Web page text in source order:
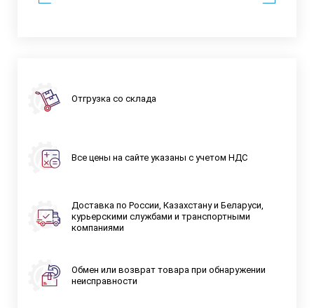
Отгрузка со склада
Все цены на сайте указаны с учетом НДС
Доставка по России, Казахстану и Беларуси,
курьерскими службами и транспортными
компаниями
Обмен или возврат товара при обнаружении
неисправности